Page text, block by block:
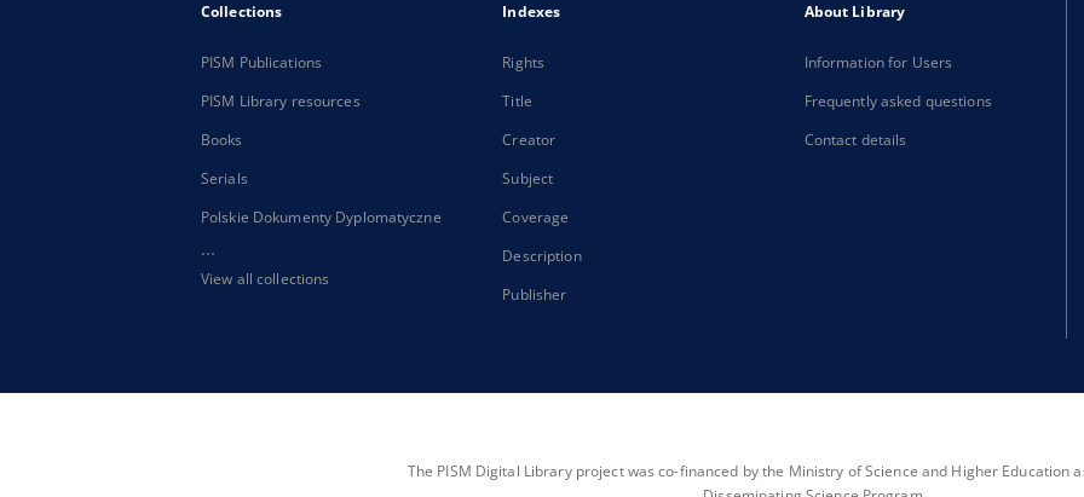
Collections
PISM Publications
PISM Library resources
Books
Serials
Polskie Dokumenty Dyplomatyczne
...
View all collections
Indexes
Rights
Title
Creator
Subject
Coverage
Description
Publisher
About Library
Information for Users
Frequently asked questions
Contact details
The PISM Digital Library project was co-financed by the Ministry of Science and Higher Education